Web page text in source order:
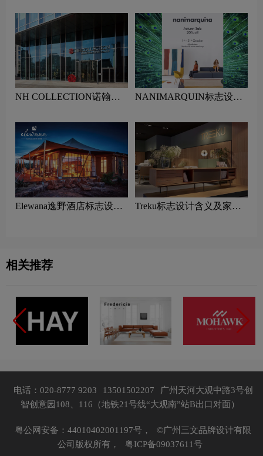
NH COLLECTION诺翰精
品牌设计理念
NANIMARQUIN标志设计
Elewana逸野酒店标志设计
Treku标志设计含义及家具
相关推荐
电话：020-8777 9203 13501502207
广州天河大观中路3号创
智创意园108、116（地铁21号线“大观南”站B出口对面）
粤公网安备：44010402001197号，
©广州三文品牌设计有限
公司版权所有，
粤ICP备09037611号